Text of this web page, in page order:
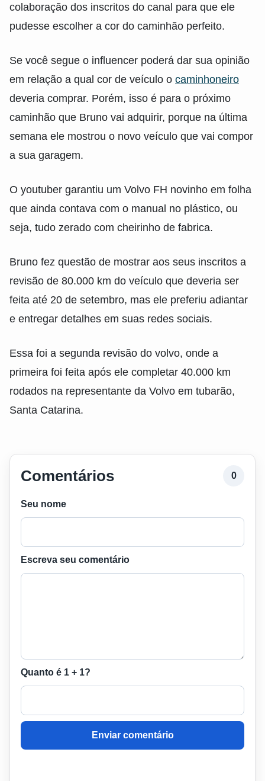
colaboração dos inscritos do canal para que ele
pudesse escolher a cor do caminhão perfeito.
Se você segue o influencer poderá dar sua opinião
em relação a qual cor de veículo o caminhoneiro
deveria comprar. Porém, isso é para o próximo
caminhão que Bruno vai adquirir, porque na última
semana ele mostrou o novo veículo que vai compor
a sua garagem.
O youtuber garantiu um Volvo FH novinho em folha
que ainda contava com o manual no plástico, ou
seja, tudo zerado com cheirinho de fabrica.
Bruno fez questão de mostrar aos seus inscritos a
revisão de 80.000 km do veículo que deveria ser
feita até 20 de setembro, mas ele preferiu adiantar
e entregar detalhes em suas redes sociais.
Essa foi a segunda revisão do volvo, onde a
primeira foi feita após ele completar 40.000 km
rodados na representante da Volvo em tubarão,
Santa Catarina.
Comentários 0
Seu nome
Escreva seu comentário
Quanto é 1 + 1?
Enviar comentário